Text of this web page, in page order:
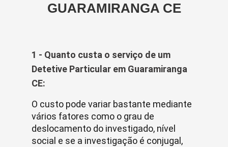
GUARAMIRANGA CE
1 - Quanto custa o serviço de um
Detetive Particular em Guaramiranga
CE:
O custo pode variar bastante mediante
vários fatores como o grau de
deslocamento do investigado, nível
social e se a investigação é conjugal,